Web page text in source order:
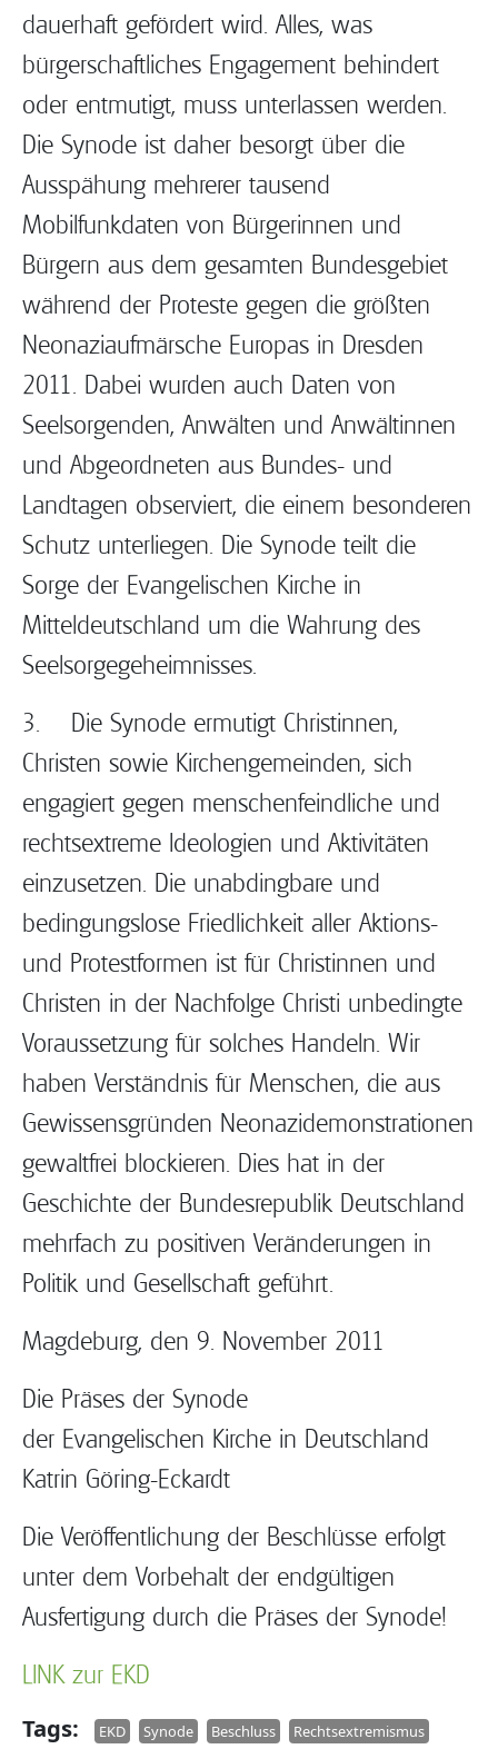
dauerhaft gefördert wird. Alles, was
bürgerschaftliches Engagement behindert
oder entmutigt, muss unterlassen werden.
Die Synode ist daher besorgt über die
Ausspähung mehrerer tausend
Mobilfunkdaten von Bürgerinnen und
Bürgern aus dem gesamten Bundesgebiet
während der Proteste gegen die größten
Neonaziaufmärsche Europas in Dresden
2011. Dabei wurden auch Daten von
Seelsorgenden, Anwälten und Anwältinnen
und Abgeordneten aus Bundes- und
Landtagen observiert, die einem besonderen
Schutz unterliegen. Die Synode teilt die
Sorge der Evangelischen Kirche in
Mitteldeutschland um die Wahrung des
Seelsorgegeheimnisses.
3. Die Synode ermutigt Christinnen,
Christen sowie Kirchengemeinden, sich
engagiert gegen menschenfeindliche und
rechtsextreme Ideologien und Aktivitäten
einzusetzen. Die unabdingbare und
bedingungslose Friedlichkeit aller Aktions-
und Protestformen ist für Christinnen und
Christen in der Nachfolge Christi unbedingte
Voraussetzung für solches Handeln. Wir
haben Verständnis für Menschen, die aus
Gewissensgründen Neonazidemonstrationen
gewaltfrei blockieren. Dies hat in der
Geschichte der Bundesrepublik Deutschland
mehrfach zu positiven Veränderungen in
Politik und Gesellschaft geführt.
Magdeburg, den 9. November 2011
Die Präses der Synode
der Evangelischen Kirche in Deutschland
Katrin Göring-Eckardt
Die Veröffentlichung der Beschlüsse erfolgt
unter dem Vorbehalt der endgültigen
Ausfertigung durch die Präses der Synode!
LINK zur EKD
Tags
EKD Synode Beschluss Rechtsextremismus